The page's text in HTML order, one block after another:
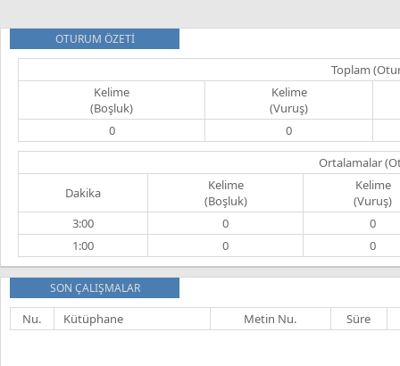
OTURUM ÖZETİ
Toplam
Kelime
(Boşluk)
Kelime
(Vuruş)
0
0
Ortalamalar
Dakika
Kelime
(Boşluk)
Kelime
(Vuruş)
3:00
0
0
1:00
0 0
SON ÇALIŞMALAR
Nu. Kütüphane Metin Nu. Süre